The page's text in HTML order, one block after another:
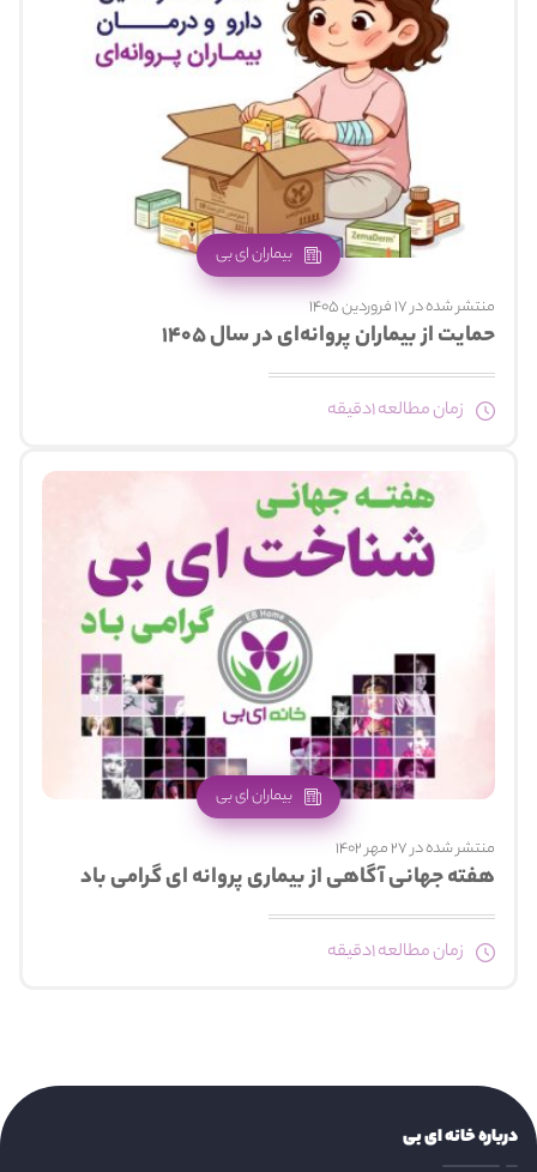
بیماران ای بی
منتشر شده در 17 فروردین 1405
حمایت از بیماران پروانه‌ای در سال ۱۴۰۵
زمان مطالعه 1دقیقه
بیماران ای بی
منتشر شده در 27 مهر 1402
هفته جهانی آگاهی از بیماری پروانه ای گرامی باد
زمان مطالعه 1دقیقه
درباره خانه ای بی